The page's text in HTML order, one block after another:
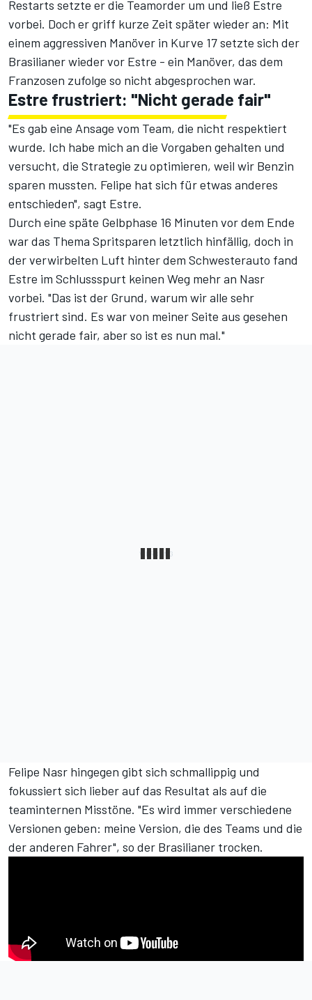
Restarts setzte er die Teamorder um und ließ Estre
vorbei. Doch er griff kurze Zeit später wieder an: Mit
einem aggressiven Manöver in Kurve 17 setzte sich der
Brasilianer wieder vor Estre - ein Manöver, das dem
Franzosen zufolge so nicht abgesprochen war.
Estre frustriert: "Nicht gerade fair"
"Es gab eine Ansage vom Team, die nicht respektiert
wurde. Ich habe mich an die Vorgaben gehalten und
versucht, die Strategie zu optimieren, weil wir Benzin
sparen mussten. Felipe hat sich für etwas anderes
entschieden", sagt Estre.
Durch eine späte Gelbphase 16 Minuten vor dem Ende
war das Thema Spritsparen letztlich hinfällig, doch in
der verwirbelten Luft hinter dem Schwesterauto fand
Estre im Schlussspurt keinen Weg mehr an Nasr
vorbei. "Das ist der Grund, warum wir alle sehr
frustriert sind. Es war von meiner Seite aus gesehen
nicht gerade fair, aber so ist es nun mal."
Felipe Nasr hingegen gibt sich schmallippig und
fokussiert sich lieber auf das Resultat als auf die
teaminternen Misstöne. "Es wird immer verschiedene
Versionen geben: meine Version, die des Teams und die
der anderen Fahrer", so der Brasilianer trocken.